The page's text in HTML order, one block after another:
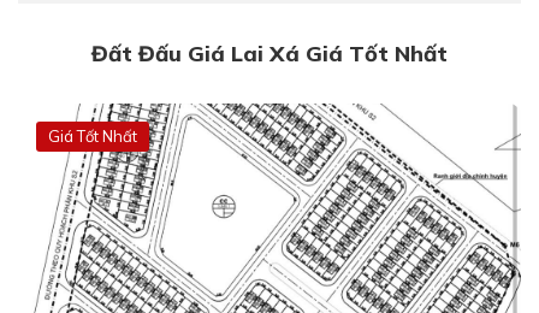
Đất Đấu Giá Lai Xá Giá Tốt Nhất
Giá Tốt Nhất